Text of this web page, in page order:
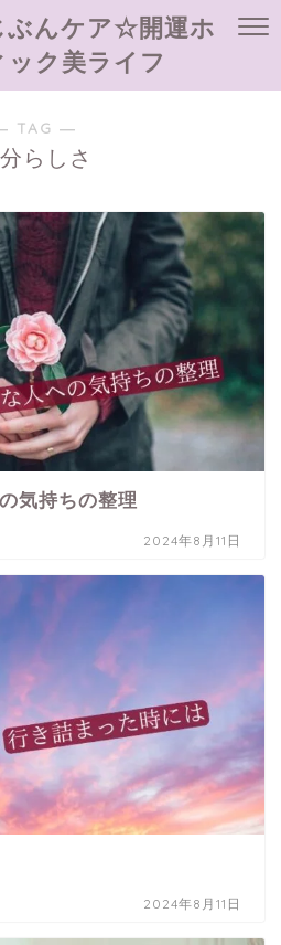
ぶんケア☆開運ホ
ック美ライフ
TAG ―
らしさ
気持ちの整理
2024年8月11日
2024年8月11日